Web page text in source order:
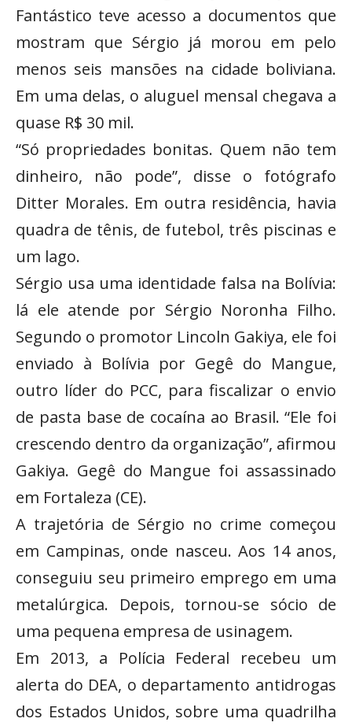
Fantástico teve acesso a documentos que
mostram que Sérgio já morou em pelo
menos seis mansões na cidade boliviana.
Em uma delas, o aluguel mensal chegava a
quase R$ 30 mil.
“Só propriedades bonitas. Quem não tem
dinheiro, não pode”, disse o fotógrafo
Ditter Morales. Em outra residência, havia
quadra de tênis, de futebol, três piscinas e
um lago.
Sérgio usa uma identidade falsa na Bolívia:
lá ele atende por Sérgio Noronha Filho.
Segundo o promotor Lincoln Gakiya, ele foi
enviado à Bolívia por Gegê do Mangue,
outro líder do PCC, para fiscalizar o envio
de pasta base de cocaína ao Brasil. “Ele foi
crescendo dentro da organização”, afirmou
Gakiya. Gegê do Mangue foi assassinado
em Fortaleza (CE).
A trajetória de Sérgio no crime começou
em Campinas, onde nasceu. Aos 14 anos,
conseguiu seu primeiro emprego em uma
metalúrgica. Depois, tornou-se sócio de
uma pequena empresa de usinagem.
Em 2013, a Polícia Federal recebeu um
alerta do DEA, o departamento antidrogas
dos Estados Unidos, sobre uma quadrilha